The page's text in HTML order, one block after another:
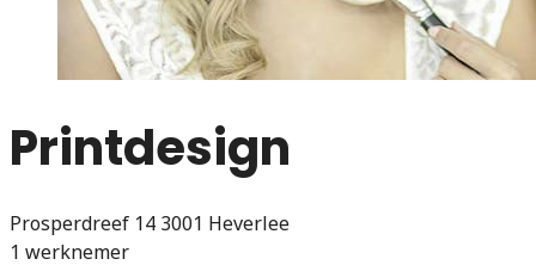
Printdesign
Prosperdreef 14 3001 Heverlee
1 werknemer